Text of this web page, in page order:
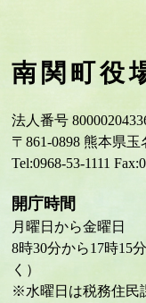
南関町役
法人番号
〒861-0898 熊本県
Tel:0968-53-1111
開庁時間
月曜日から金曜日
8時30分から17時15
く）
※水曜日は税務住民